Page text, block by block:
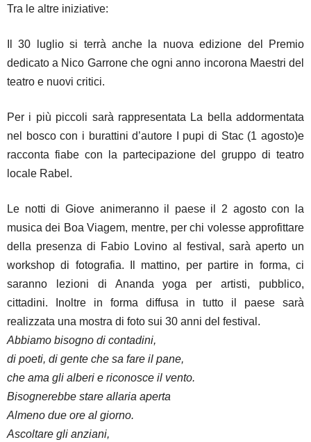
Tra le altre iniziative:
Il 30 luglio si terrà anche la nuova edizione del Premio
dedicato a Nico Garrone che ogni anno incorona Maestri del
teatro e nuovi critici.
Per i più piccoli sarà rappresentata La bella addormentata
nel bosco con i burattini d’autore I pupi di Stac (1 agosto)e
racconta fiabe con la partecipazione del gruppo di teatro
locale Rabel.
Le notti di Giove animeranno il paese il 2 agosto con la
musica dei Boa Viagem, mentre, per chi volesse approfittare
della presenza di Fabio Lovino al festival, sarà aperto un
workshop di fotografia. Il mattino, per partire in forma, ci
saranno lezioni di Ananda yoga per artisti, pubblico,
cittadini. Inoltre in forma diffusa in tutto il paese sarà
realizzata una mostra di foto sui 30 anni del festival.
Abbiamo bisogno di contadini,
di poeti, di gente che sa fare il pane,
che ama gli alberi e riconosce il vento.
Bisognerebbe stare allaria aperta
Almeno due ore al giorno.
Ascoltare gli anziani,